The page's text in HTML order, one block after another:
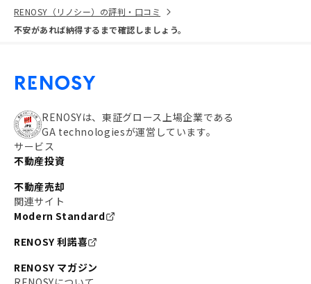
RENOSY（リノシー）の評判・口コミ
不安があれば納得するまで確認しましょう。
RENOSYは、東証グロース上場企業である
GA technologiesが運営しています。
サービス
不動産投資
不動産売却
関連サイト
Modern Standard
RENOSY 利諾喜
RENOSY マガジン